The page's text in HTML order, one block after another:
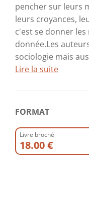
pencher sur leurs
leurs croyances,
c'est se donner
donnée.Les
sociologie mais
Lire la suite
FORMAT
Livre broché
18.00 €